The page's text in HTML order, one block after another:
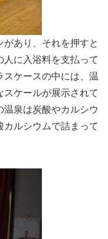
あり、それを押すと
人に入浴料を支払って
スケースの中には、温
ケールが展示されて
泉は炭酸やカルシウ
カルシウムで詰まって